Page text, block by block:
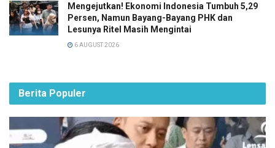
Mengejutkan! Ekonomi Indonesia Tumbuh 5,29
Persen, Namun Bayang-Bayang PHK dan
Lesunya Ritel Masih Mengintai
6 AUGUST 2026
Berita Populer